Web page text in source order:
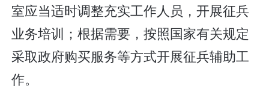
室应当适时调整充实工作人员，开展征兵
业务培训；根据需要，按照国家有关规定
采取政府购买服务等方式开展征兵辅助工
作。